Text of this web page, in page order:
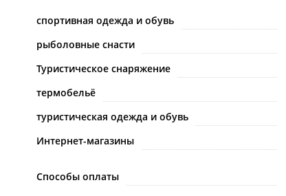
спортивная одежда и обувь
рыболовные снасти
Туристическое снаряжение
термобельё
туристическая одежда и обувь
Интернет-магазины
Способы оплаты